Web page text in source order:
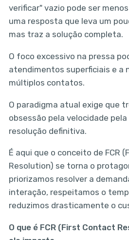
verificar" vazio pode ser
uma resposta que leva um
mas traz a solução completa.
O foco excessivo na pressa
atendimentos superficiais e a
múltiplos contatos.
O paradigma atual exige que
obsessão pela velocidade
resolução definitiva.
É aqui que o conceito de FCR
Resolution) se torna o
priorizamos resolver a
interação, respeitamos o
reduzimos drasticamente o
O que é FCR (First Contact